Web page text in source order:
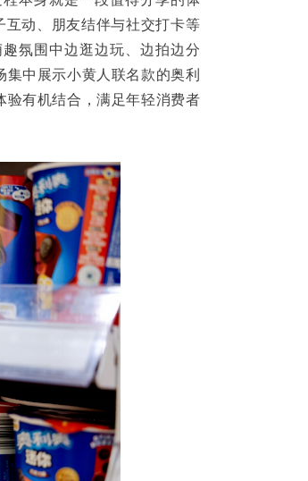
动、朋友结伴与社交打卡等
氛围中边逛边玩、边拍边分
中展示小黄人联名款的奥利
有机结合，满足年轻消费者